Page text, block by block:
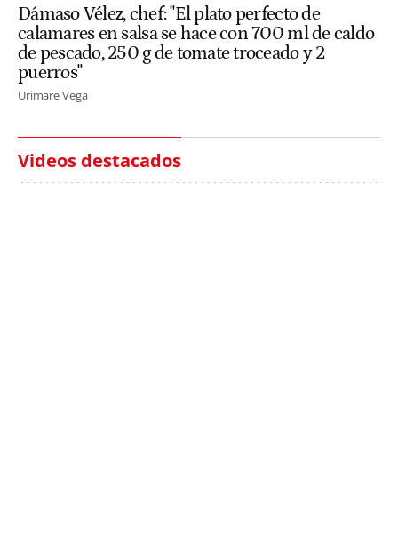
Dámaso Vélez, chef: "El plato perfecto de
calamares en salsa se hace con 700 ml de caldo
de pescado, 250 g de tomate troceado y 2
puerros"
Urimare Vega
Videos destacados